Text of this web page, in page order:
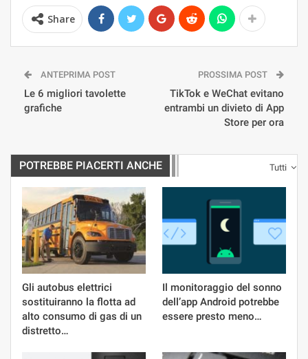
Share
ANTEPRIMA POST
Le 6 migliori tavolette
grafiche
PROSSIMA POST
TikTok e WeChat evitano
entrambi un divieto di App
Store per ora
Tutti
POTREBBE PIACERTI ANCHE
Gli autobus elettrici
sostituiranno la flotta ad
alto consumo di gas di un
distretto…
Il monitoraggio del sonno
dell’app Android potrebbe
essere presto meno…